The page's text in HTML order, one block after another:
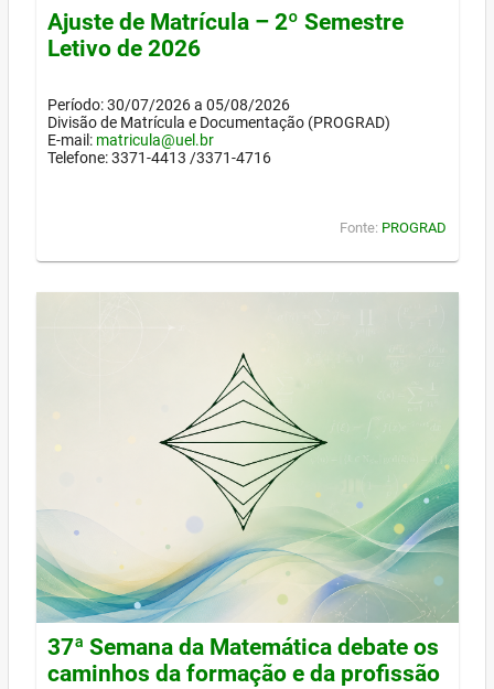
Ajuste de Matrícula – 2º Semestre
Letivo de 2026
Período: 30/07/2026 a 05/08/2026
Divisão de Matrícula e Documentação (PROGRAD)
E-mail: matricula@uel.br
Telefone: 3371-4413 /3371-4716
Fonte: PROGRAD
37ª Semana da Matemática debate os
caminhos da formação e da profissão